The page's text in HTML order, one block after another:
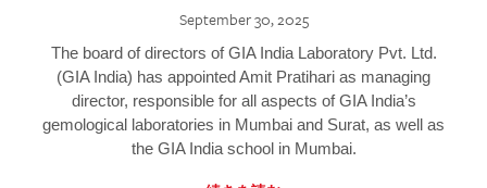
September 30, 2025
The board of directors of GIA India Laboratory Pvt. Ltd.
(GIA India) has appointed Amit Pratihari as managing
director, responsible for all aspects of GIA India’s
gemological laboratories in Mumbai and Surat, as well as
the GIA India school in Mumbai.